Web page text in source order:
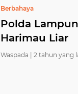
Berbahaya
Polda
Harimau Liar
Waspada | 2 tahun yang